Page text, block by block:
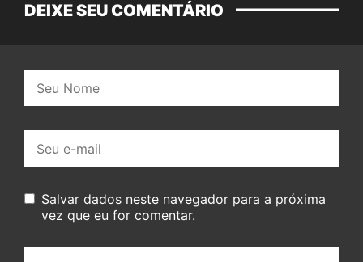
DEIXE SEU COMENTÁRIO
mail:
Salvar dados neste navegador para a próxima
vez que eu for comentar.